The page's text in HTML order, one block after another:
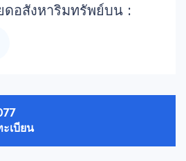
ดอสังหาริมทรัพย์บน :
เบียน